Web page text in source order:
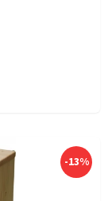
-13%